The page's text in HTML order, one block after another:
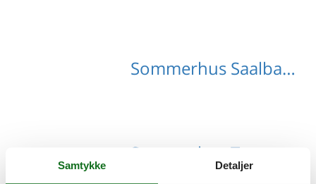
Sommerhus Saalbach med hund
Samtykke Detaljer